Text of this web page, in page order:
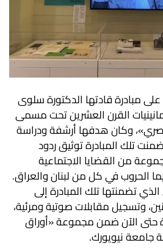
مبادرة قادتها الدكتورة سلوى
القرن العشرين تحت مسمى
وكان هدفها أرشفة ودراسة
تلك المبادرة توثيق ردود
من القضايا الاجتماعية
الحروب في كل من لبنان والعراق.
تضمنتها تلك المبادرة إلى
وتسجيل مقابلات صوتية ومرئية،
الآن ضمن مجموعة «أوراق
نيويورك.